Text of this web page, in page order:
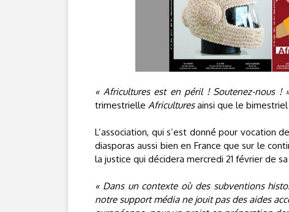
« Africultures est en péril ! Soutenez-nous ! »
trimestrielle Africulturesainsi que le
L’association, qui s’est donné pour vocation
diasporas aussi bien en France que sur le
la justice qui décidera mercredi 21 février de
« Dans un contexte où des subventions
notre support média ne jouit pas des aides